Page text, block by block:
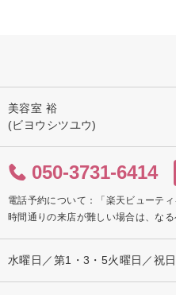
美容室 裕
(ビヨウシツユウ)
050-3731-6414
電話予約について：「楽天ビューテ
時間通りの来店が難しい場合は、な
水曜日／第1・3・5火曜日／祝日